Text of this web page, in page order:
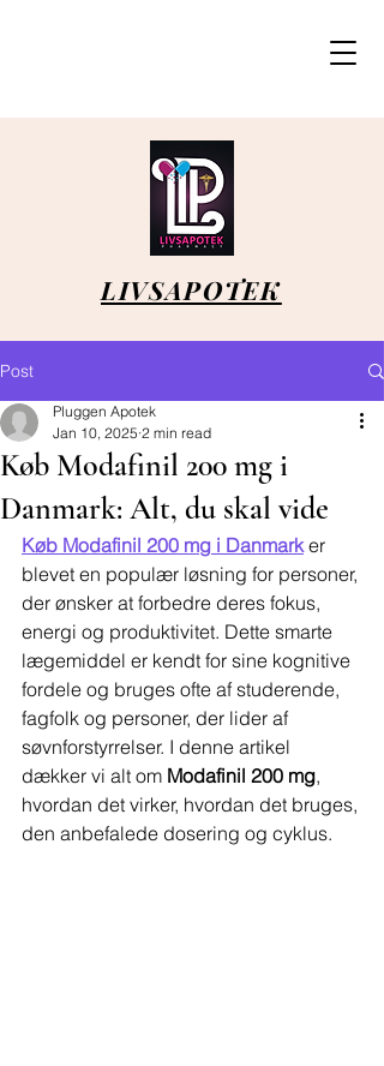
LIVSAPOTEK
Post
Køb Modafinil 200 mg i
Danmark: Alt, du skal vide
Pluggen Apotek
Jan 10, 2025 2 min read
Køb Modafinil 200 mg i Danmark er
blevet en populær løsning for personer,
der ønsker at forbedre deres fokus,
energi og produktivitet. Dette smarte
lægemiddel er kendt for sine kognitive
fordele og bruges ofte af studerende,
fagfolk og personer, der lider af
søvnforstyrrelser. I denne artikel
dækker vi alt om Modafinil 200 mg,
hvordan det virker, hvordan det bruges,
den anbefalede dosering og cyklus.